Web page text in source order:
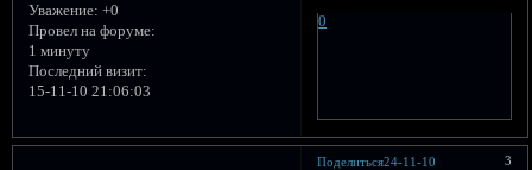
Уважение: +0
Провел на форуме:
1 минуту
Последний визит:
15-11-10 21:06:03
0
Поделиться 3
24-11-10